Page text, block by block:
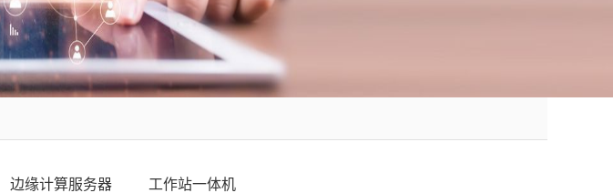
边缘计算服务器 工作站一体机